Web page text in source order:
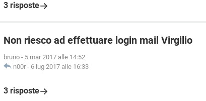
3 risposte
Non riesco ad effettuare login mail Virgilio
bruno - 5 mar 2017 alle 14:52
n00r - 6 lug 2017 alle 16:33
3 risposte